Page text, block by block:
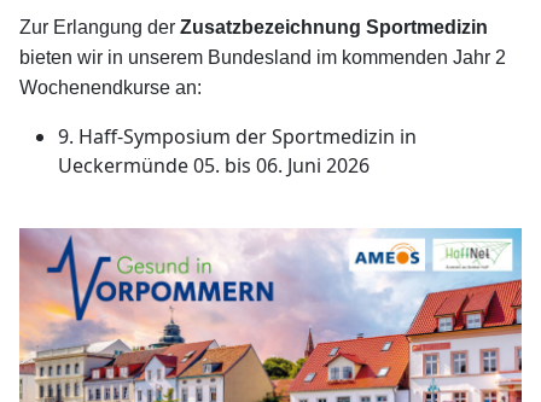
Zur Erlangung der Zusatzbezeichnung Sportmedizin
bieten wir in unserem Bundesland im kommenden Jahr 2
Wochenendkurse an:
9. Haff-Symposium der Sportmedizin in
Ueckermünde 05. bis 06. Juni 2026